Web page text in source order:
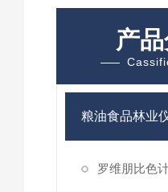
产
粮油食品林业
罗维朋比色